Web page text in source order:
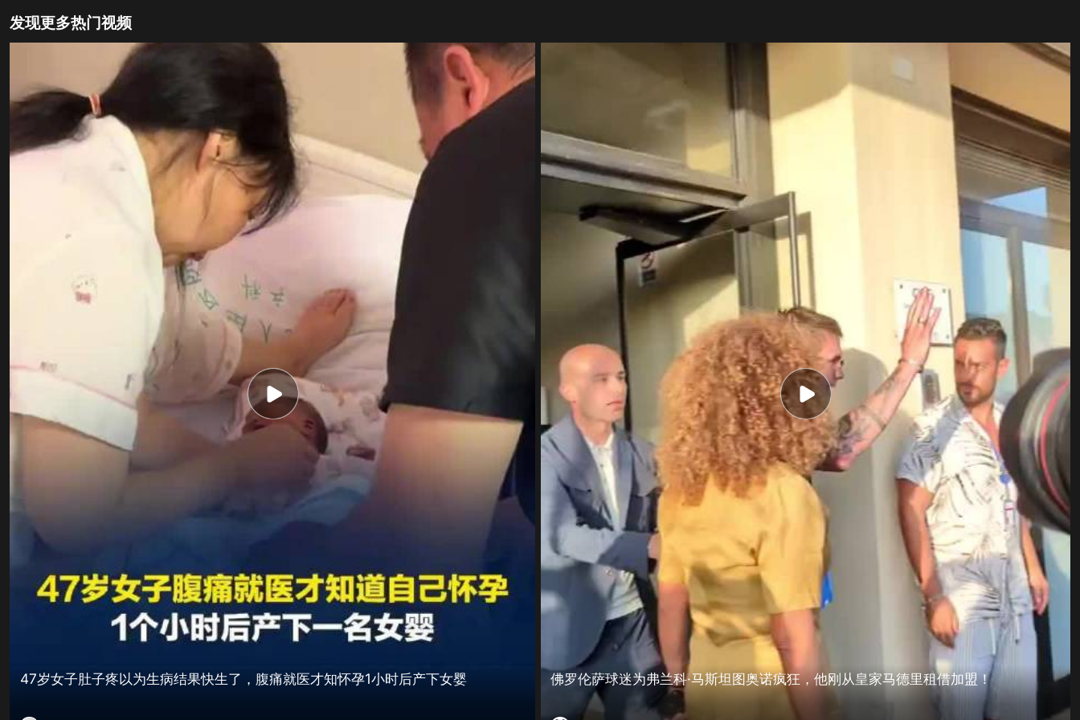
发现更多热门视频
47岁女子肚子疼以为生病结果快生了，腹痛就医才知怀孕1小时后产下女婴 佛罗伦萨球迷为弗兰科·马斯坦图奥诺疯狂，他刚从皇家马德里租借加盟！